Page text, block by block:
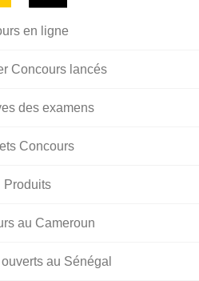
en ligne
Concours lancés
des examens
Concours
Produits
au Cameroun
au Sénégal